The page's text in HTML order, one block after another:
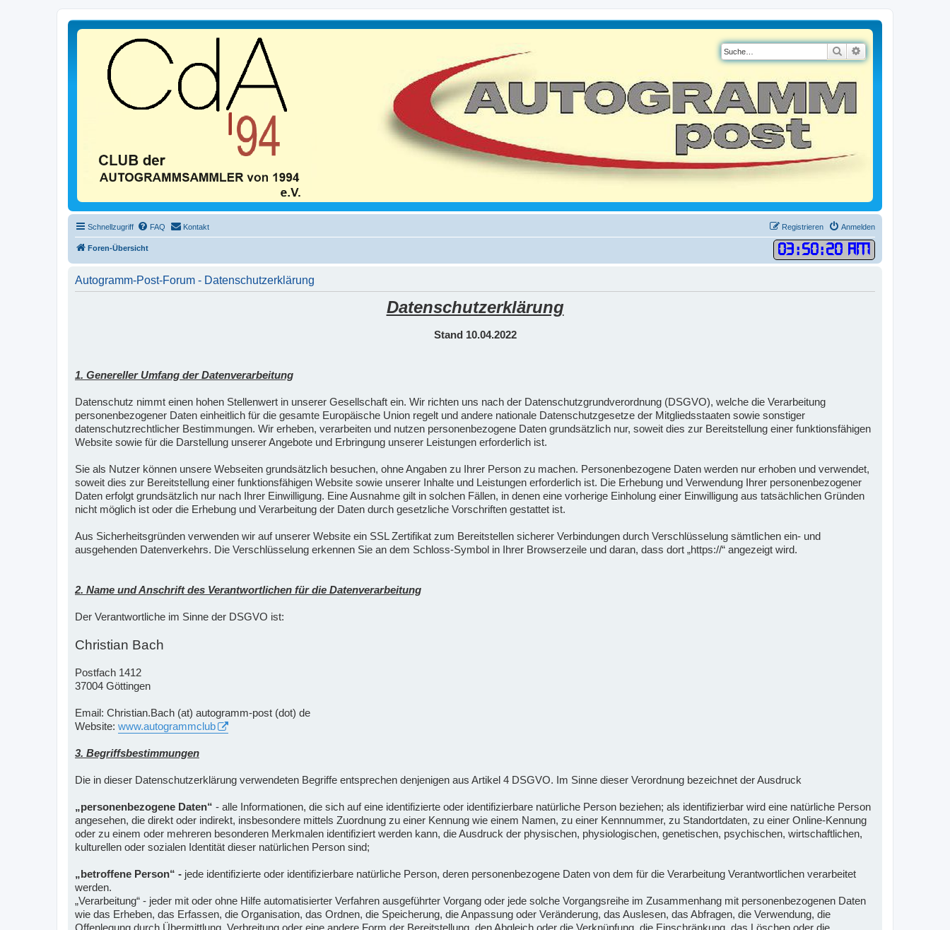
Suche
Schnellzugriff FAQ Kontakt Anmelden
Registrieren
Foren-Übersicht 03:50:21 AM
Autogramm-Post-Forum - Datenschutzerklärung
Datenschutzerklärung
Stand 10.04.2022
1. Genereller Umfang der Datenverarbeitung
Datenschutz nimmt einen hohen Stellenwert in unserer Gesellschaft ein. Wir richten uns nach der Datenschutzgrundverordnung (DSGVO), welche die Verarbeitung
personenbezogener Daten einheitlich für die gesamte Europäische Union regelt und andere nationale Datenschutzgesetze der Mitgliedsstaaten sowie sonstiger
datenschutzrechtlicher Bestimmungen. Wir erheben, verarbeiten und nutzen personenbezogene Daten grundsätzlich nur, soweit dies zur Bereitstellung einer funktionsfähigen
Website sowie für die Darstellung unserer Angebote und Erbringung unserer Leistungen erforderlich ist.
Sie als Nutzer können unsere Webseiten grundsätzlich besuchen, ohne Angaben zu Ihrer Person zu machen. Personenbezogene Daten werden nur erhoben und verwendet,
soweit dies zur Bereitstellung einer funktionsfähigen Website sowie unserer Inhalte und Leistungen erforderlich ist. Die Erhebung und Verwendung Ihrer personenbezogener
Daten erfolgt grundsätzlich nur nach Ihrer Einwilligung. Eine Ausnahme gilt in solchen Fällen, in denen eine vorherige Einholung einer Einwilligung aus tatsächlichen Gründen
nicht möglich ist oder die Erhebung und Verarbeitung der Daten durch gesetzliche Vorschriften gestattet ist.
Aus Sicherheitsgründen verwenden wir auf unserer Website ein SSL Zertifikat zum Bereitstellen sicherer Verbindungen durch Verschlüsselung sämtlichen ein- und
ausgehenden Datenverkehrs. Die Verschlüsselung erkennen Sie an dem Schloss-Symbol in Ihrer Browserzeile und daran, dass dort „https://“ angezeigt wird.
2. Name und Anschrift des Verantwortlichen für die Datenverarbeitung
Der Verantwortliche im Sinne der DSGVO ist:
Christian Bach
Postfach 1412
37004 Göttingen
Email: Christian.Bach (at) autogramm-post (dot) de
Website: www.autogrammclub
3. Begriffsbestimmungen
Die in dieser Datenschutzerklärung verwendeten Begriffe entsprechen denjenigen aus Artikel 4 DSGVO. Im Sinne dieser Verordnung bezeichnet der Ausdruck
„personenbezogene Daten“ - alle Informationen, die sich auf eine identifizierte oder identifizierbare natürliche Person beziehen; als identifizierbar wird eine natürliche Person
angesehen, die direkt oder indirekt, insbesondere mittels Zuordnung zu einer Kennung wie einem Namen, zu einer Kennnummer, zu Standortdaten, zu einer Online-Kennung
oder zu einem oder mehreren besonderen Merkmalen identifiziert werden kann, die Ausdruck der physischen, physiologischen, genetischen, psychischen, wirtschaftlichen,
kulturellen oder sozialen Identität dieser natürlichen Person sind;
„betroffene Person“ - jede identifizierte oder identifizierbare natürliche Person, deren personenbezogene Daten von dem für die Verarbeitung Verantwortlichen verarbeitet
werden.
„Verarbeitung“ - jeder mit oder ohne Hilfe automatisierter Verfahren ausgeführter Vorgang oder jede solche Vorgangsreihe im Zusammenhang mit personenbezogenen Daten
wie das Erheben, das Erfassen, die Organisation, das Ordnen, die Speicherung, die Anpassung oder Veränderung, das Auslesen, das Abfragen, die Verwendung, die
Offenlegung durch Übermittlung, Verbreitung oder eine andere Form der Bereitstellung, den Abgleich oder die Verknüpfung, die Einschränkung, das Löschen oder die